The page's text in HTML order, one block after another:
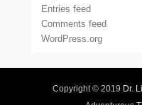
Entries feed
Comments feed
WordPress.org
Copyright © 2019 Dr.